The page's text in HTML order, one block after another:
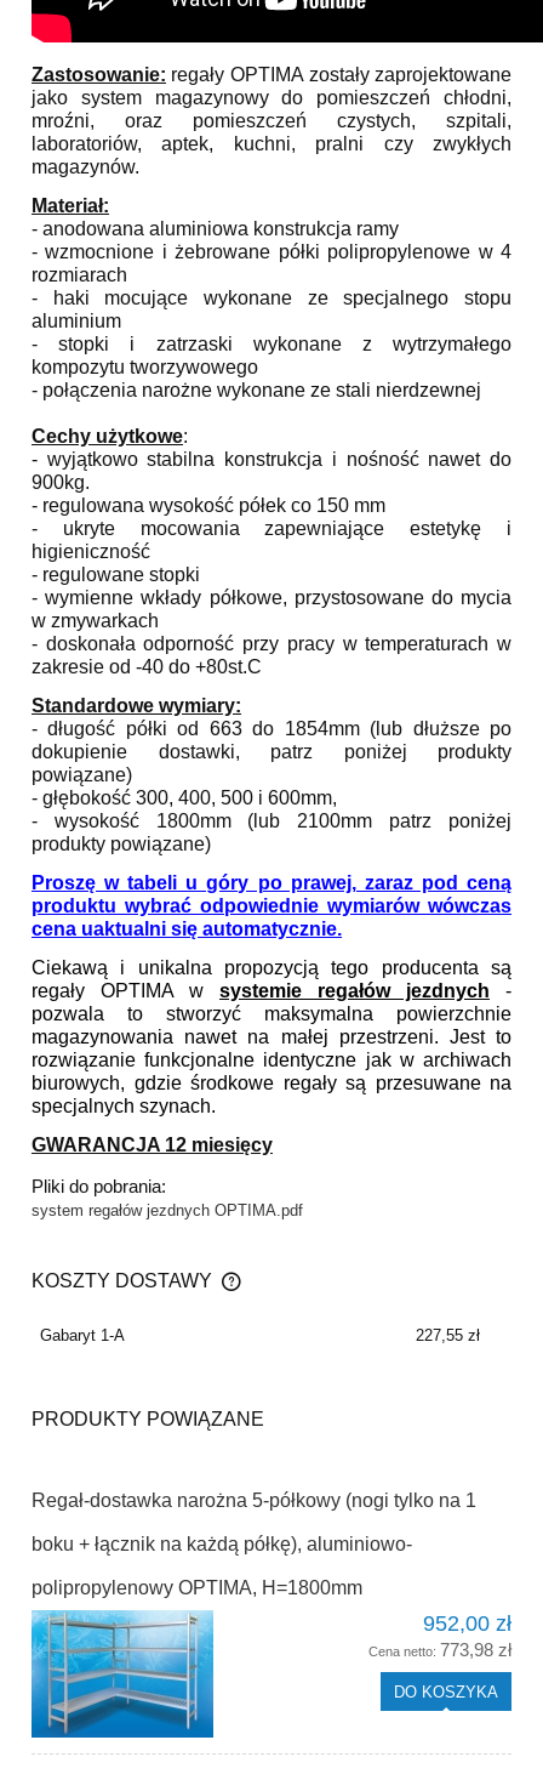
Zastosowanie: regały OPTIMAzostały zaprojektowane
jako system magazynowy do pomieszczeń chłodni,
mroźni, oraz pomieszczeń czystych, szpitali,
laboratoriów, aptek, kuchni, pralni czy zwykłych
magazynów.
Materiał:
- anodowana aluminiowa konstrukcja ramy
- wzmocnione i żebrowane półki polipropylenowe w 4
rozmiarach
- haki mocujące wykonane ze specjalnego stopu
aluminium
- stopki i zatrzaski wykonane z wytrzymałego
kompozytu tworzywowego
- połączenia narożne wykonane ze stali nierdzewnej
Cechy użytkowe:
- wyjątkowo stabilna konstrukcja i nośność nawet do
900kg.
- regulowana wysokość półek co 150 mm
- ukryte mocowania zapewniające estetykę i
higieniczność
- regulowane stopki
- wymienne wkłady półkowe, przystosowane do mycia
w zmywarkach
- doskonała odporność przy pracy w temperaturach w
zakresie od -40 do +80st.C
Standardowe wymiary:
- długość półki od 663 do 1854mm (lub dłuższe po
dokupienie dostawki, patrz poniżej produkty
powiązane)
- głębokość 300, 400, 500 i 600mm,
- wysokość 1800mm (lub 2100mm patrz poniżej
produkty powiązane)
Proszę w tabeli u góry po prawej, zaraz pod ceną
produktu wybrać odpowiednie wymiarów wówczas
cena uaktualni się automatycznie.
Ciekawą i unikalna propozycją tego producenta są
regały OPTIMA w systemie regałów jezdnych -
pozwala to stworzyć maksymalna powierzchnie
magazynowania nawet na małej przestrzeni. Jest to
rozwiązanie funkcjonalne identyczne jak w archiwach
biurowych, gdzie środkowe regały są przesuwane na
specjalnych szynach.
GWARANCJA 12 miesięcy
Pliki do pobrania:
system regałów jezdnych OPTIMA.pdf
KOSZTY DOSTAWY
CENA NIE ZAWIERA EWENTUALNYCH KOSZTÓW
Gabaryt 1-A
227,55 zł
PRODUKTY POWIĄZANE
Regał-dostawka narożna 5-półkowy (nogi tylko na 1
boku + łącznik na każdą półkę), aluminiowo-
polipropylenowy OPTIMA, H=1800mm
952,00 zł
Cena netto: 773,98 zł
DO KOSZYKA